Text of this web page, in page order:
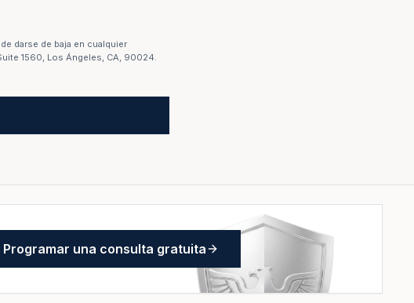
darse de baja en cualquier
1560, Los Ángeles, CA, 90024.
Programar una consulta gratuita